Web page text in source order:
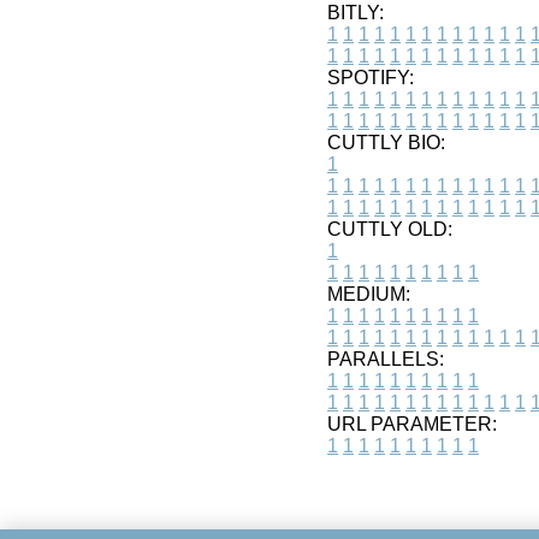
BITLY:
1 1 1 1 1 1 1 1 1 1 1 1 1 1
1 1 1 1 1 1 1 1 1 1 1 1 1 1
SPOTIFY:
1 1 1 1 1 1 1 1 1 1 1 1 1 1
1 1 1 1 1 1 1 1 1 1 1 1 1 1
CUTTLY BIO:
1
1 1 1 1 1 1 1 1 1 1 1 1 1 1
1 1 1 1 1 1 1 1 1 1 1 1 1 1
CUTTLY OLD:
1
1 1 1 1 1 1 1 1 1 1
MEDIUM:
1 1 1 1 1 1 1 1 1 1
1 1 1 1 1 1 1 1 1 1 1 1 1 1
PARALLELS:
1 1 1 1 1 1 1 1 1 1
1 1 1 1 1 1 1 1 1 1 1 1 1 1
URL PARAMETER:
1 1 1 1 1 1 1 1 1 1